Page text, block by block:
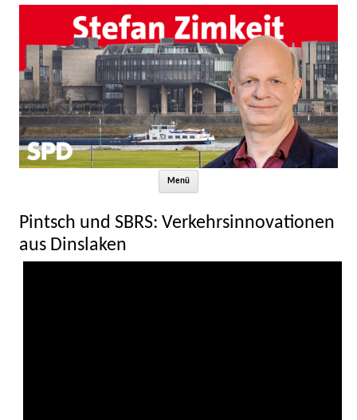
Menü
Pintsch und SBRS: Verkehrsinnovationen
aus Dinslaken